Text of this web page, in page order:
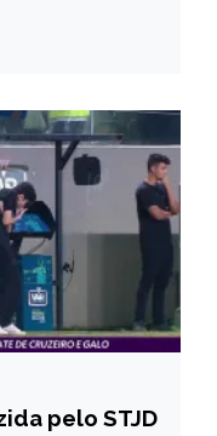
pelo STJD